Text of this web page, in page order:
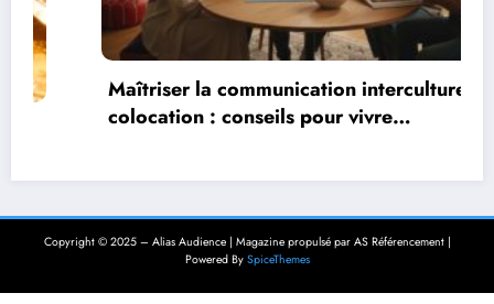
Maîtriser la communication interculturelle en
colocation : conseils pour vivre
Copyright © 2025 – Alias Audience | Magazine propulsé par AS Référencement |
Powered By SpiceThemes